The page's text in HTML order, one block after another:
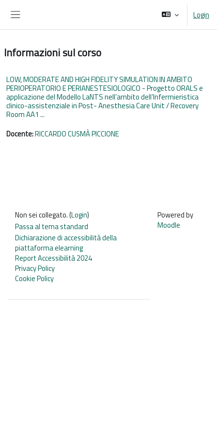
Login
Informazioni sul corso
LOW, MODERATE AND HIGH FIDELITY SIMULATION IN AMBITO
PERIOPERATORIO E PERIANESTESIOLOGICO - Progetto ORALS e
applicazione del Modello LaNTS nell’ambito dell’Infermieristica
clinico-assistenziale in Post- Anesthesia Care Unit / Recovery
Room AA1 ...
Docente:RICCARDO CUSMÀ PICCIONE
Non sei collegato. (Login)
Passa al tema standard
Dichiarazione di accessibilità della
piattaforma elearning
Report Accessibilità 2024
Privacy Policy
Cookie Policy
Powered by
Moodle